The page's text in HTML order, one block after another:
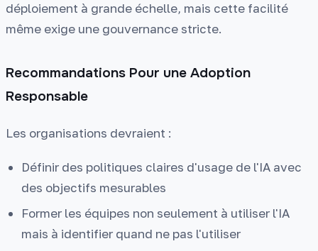
déploiement à grande échelle, mais cette facilité
même exige une gouvernance stricte.
Recommandations Pour une Adoption
Responsable
Les organisations devraient :
Définir des politiques claires d'usage de l'IA avec
des objectifs mesurables
Former les équipes non seulement à utiliser l'IA
mais à identifier quand ne pas l'utiliser